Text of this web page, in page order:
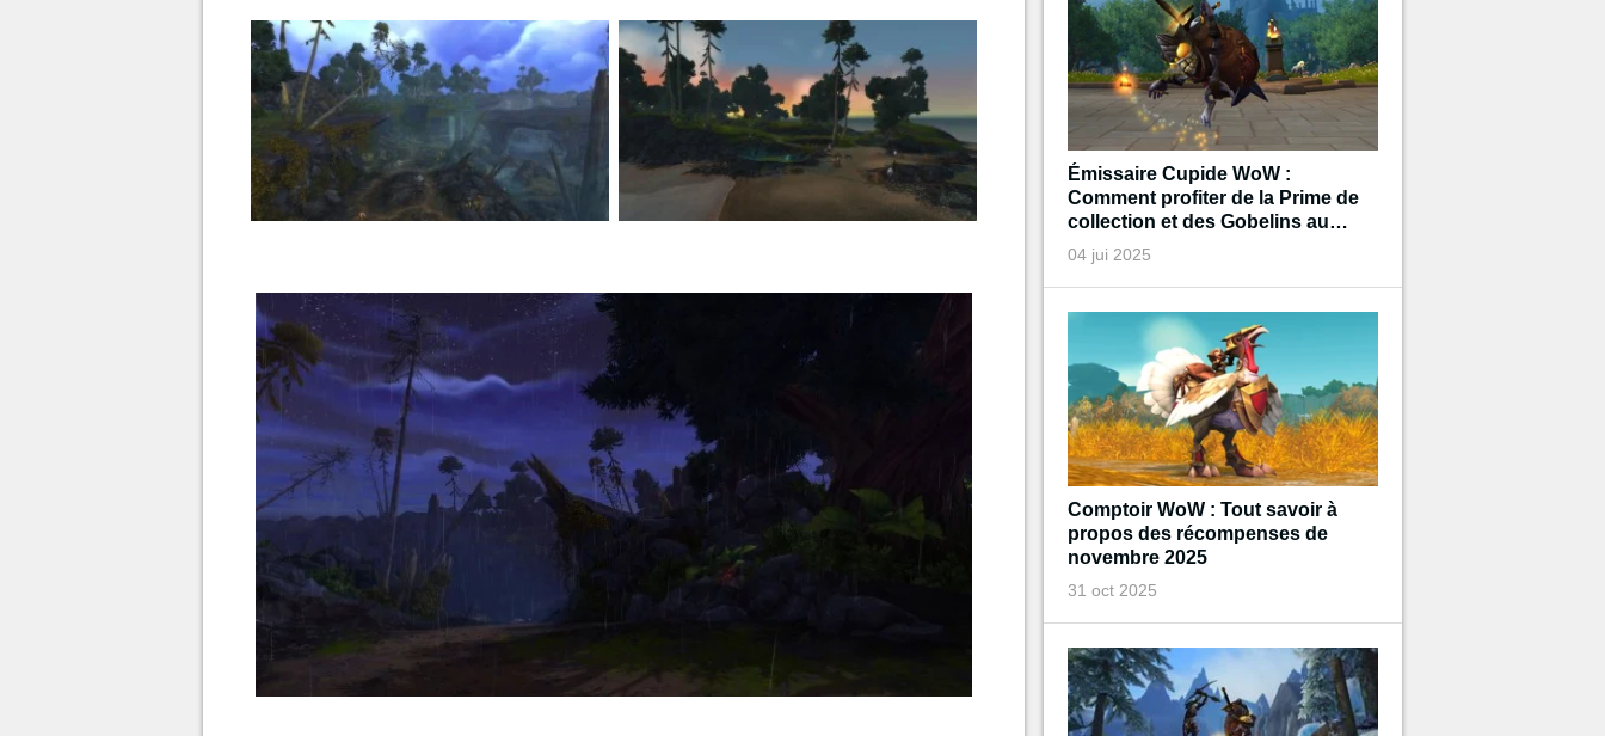
Émissaire Cupide WoW :
Comment profiter de la Prime de
collection et des Gobelins au
trésor de Diablo pendant
l'événement ?
04 jui 2025
Comptoir WoW : Tout savoir à
propos des récompenses de
novembre 2025
31 oct 2025